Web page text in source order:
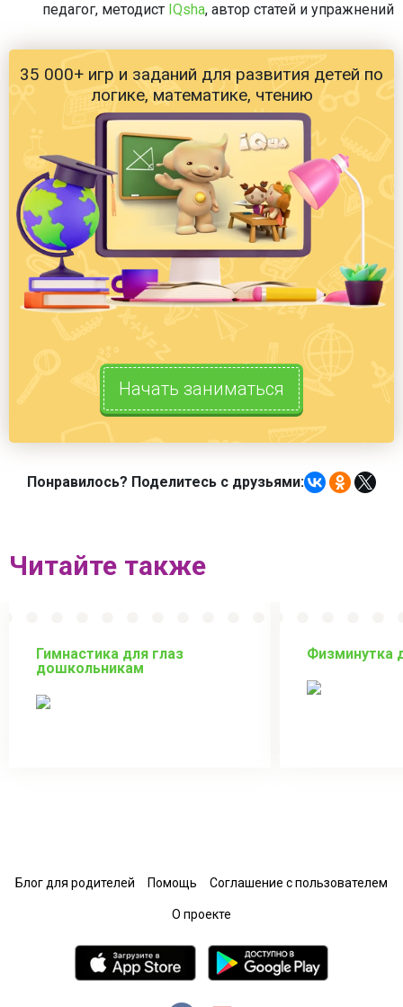
педагог, методист IQsha, автор статей и упражнений
35 000+ игр и заданий для развития детей по
логике, математике, чтению
Начать заниматься
Понравилось? Поделитесь с друзьями:
Читайте также
Гимнастика для глаз
дошкольникам
Физминутка
Блог для родителей Помощь Соглашение с пользователем
О проекте